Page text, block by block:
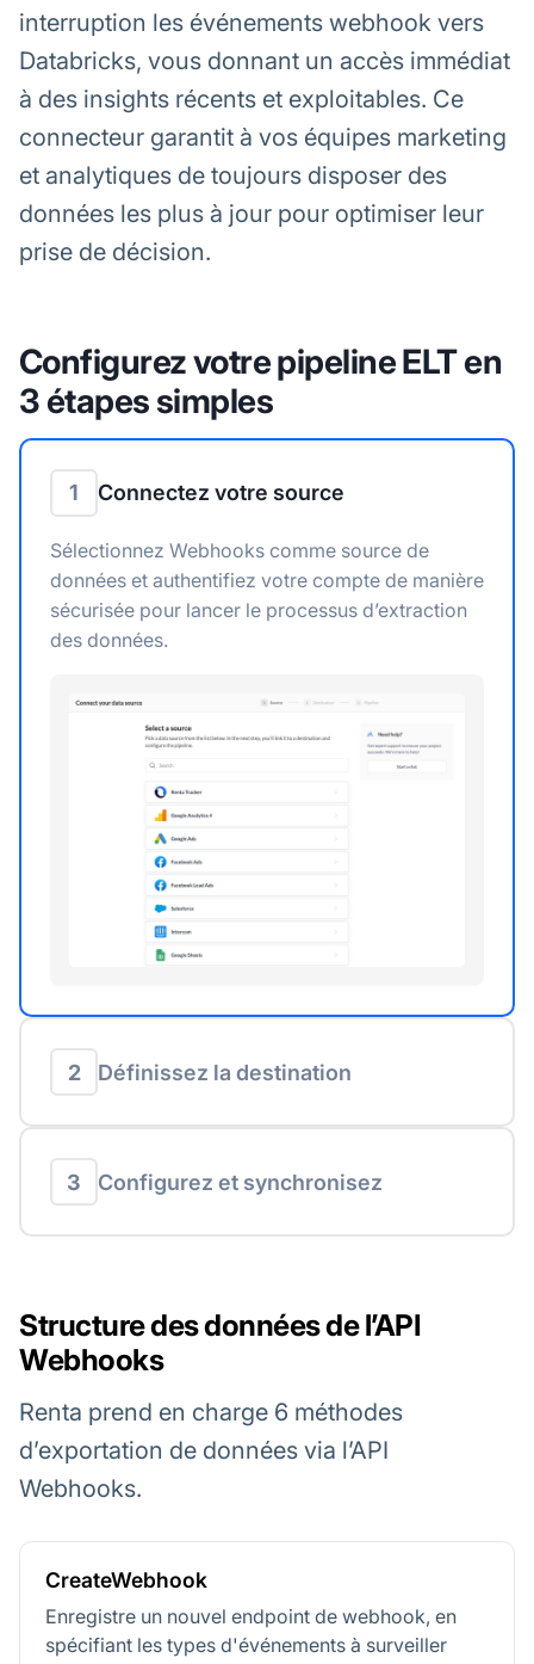
interruption les événements webhook vers
Databricks, vous donnant un accès immédiat
à des insights récents et exploitables. Ce
connecteur garantit à vos équipes marketing
et analytiques de toujours disposer des
données les plus à jour pour optimiser leur
prise de décision.
Configurez votre pipeline ELT en
3 étapes simples
1 Connectez votre source
Sélectionnez Webhooks comme source de
données et authentifiez votre compte de manière
sécurisée pour lancer le processus d’extraction
des données.
2 Définissez la destination
3 Configurez et synchronisez
Structure des données de l’API
Webhooks
Renta prend en charge 6 méthodes
d’exportation de données via l’API
Webhooks.
CreateWebhook
Enregistre un nouvel endpoint de webhook, en
spécifiant les types d'événements à surveiller